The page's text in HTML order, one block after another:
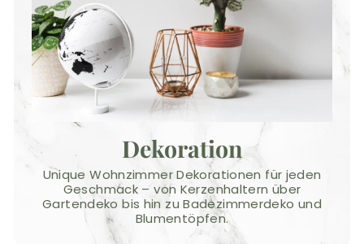
Dekoration
Unique Wohnzimmer Dekorationen für jeden
Geschmack – von Kerzenhaltern über
Gartendeko bis hin zu Badezimmerdeko und
Blumentöpfen.